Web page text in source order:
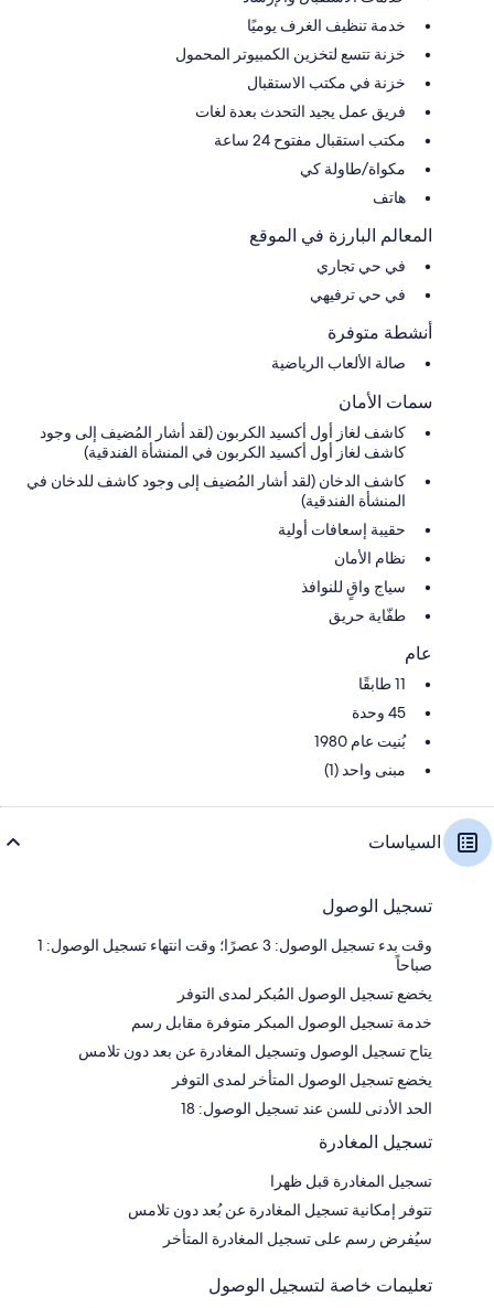
خدمة تنظيف الغرف يوميًا
خزنة تتسع لتخزين الكمبيوتر المحمول
خزنة في مكتب الاستقبال
فريق عمل يجيد التحدث بعدة لغات
مكتب استقبال مفتوح 24 ساعة
مكواة/طاولة كي
هاتف
المعالم البارزة في الموقع
في حي تجاري
في حي ترفيهي
أنشطة متوفرة
صالة الألعاب الرياضية
سمات الأمان
كاشف لغاز أول أكسيد الكربون (لقد أشار المُضيف إلى وجود
كاشف لغاز أول أكسيد الكربون في المنشأة الفندقية)
كاشف الدخان (لقد أشار المُضيف إلى وجود كاشف للدخان في
المنشأة الفندقية)
حقيبة إسعافات أولية
نظام الأمان
سياج واقٍ للنوافذ
طفّاية حريق
عام
11 طابقًا
45 وحدة
بُنيت عام 1980
مبنى واحد (1)
السياسات
تسجيل الوصول
وقت بدء تسجيل الوصول: 3 عصرًا؛ وقت انتهاء تسجيل الوصول: 1
صباحاً
يخضع تسجيل الوصول المُبكر لمدى التوفر
خدمة تسجيل الوصول المبكر متوفرة مقابل رسم
يتاح تسجيل الوصول وتسجيل المغادرة عن بعد دون تلامس
يخضع تسجيل الوصول المتأخر لمدى التوفر
الحد الأدنى للسن عند تسجيل الوصول: 18
تسجيل المغادرة
تسجيل المغادرة قبل ظهرا
تتوفر إمكانية تسجيل المغادرة عن بُعد دون تلامس
سيُفرض رسم على تسجيل المغادرة المتأخر
تعليمات خاصة لتسجيل الوصول